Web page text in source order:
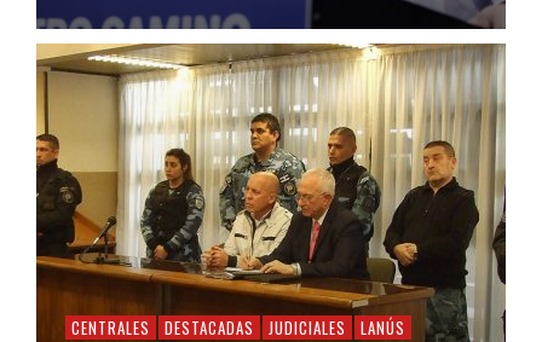
CENTRALES DESTACADAS JUDICIALES LANÚS